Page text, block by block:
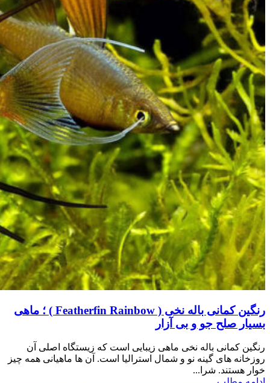
رنگین کمانی باله نخی ( Featherfin Rainbow ) ؛ ماهی
بسیار صلح جو و بی آزار
رنگین کمانی باله نخی ماهی زیبایی است که زیستگاه اصلی آن
روزخانه های گینه نو و شمال استرالیا است. آن ها ماهیانی همه چیز
خوار هستند. شرا...